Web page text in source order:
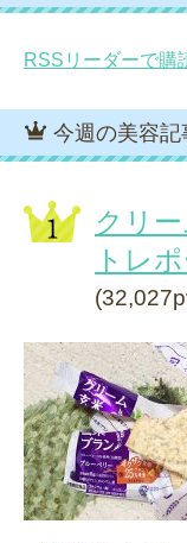
RSSリーダーで購
今週の美容
クリ
トレ